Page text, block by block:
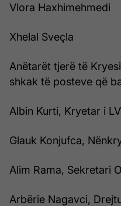
Vlora Haxhimehmedi
Xhelal Sveçla
Anëtarët tjerë të
shkak të posteve që
Albin Kurti, Kryetar i LV
Glauk Konjufca,
Alim Rama, Sekretari
Arbërie Nagavci,